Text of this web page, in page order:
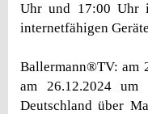
Uhr und 17:00 Uhr
internetfähigen
Ballermann®TV: am
am 26.12.2024
Deutschland über